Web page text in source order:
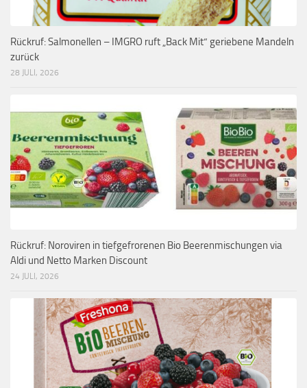
Rückruf: Salmonellen – IMGRO ruft „Back Mit“ geriebene Mandeln
zurück
28 JULI, 2026
Rückruf: Noroviren in tiefgefrorenen Bio Beerenmischungen via
Aldi und Netto Marken Discount
24 JULI, 2026